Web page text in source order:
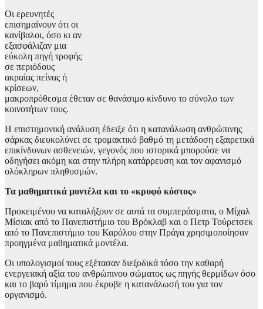
Οι ερευνητές
επισημαίνουν ότι οι
κανίβαλοι, όσο κι αν
εξασφάλιζαν μια
εύκολη πηγή τροφής
σε περιόδους
ακραίας πείνας ή
κρίσεων,
μακροπρόθεσμα έθεταν σε θανάσιμο κίνδυνο το σύνολο των
κοινοτήτων τους.
Η επιστημονική ανάλυση έδειξε ότι η κατανάλωση ανθρώπινης
σάρκας διευκολύνει σε τρομακτικό βαθμό τη μετάδοση εξαιρετικά
επικίνδυνων ασθενειών, γεγονός που ιστορικά μπορούσε να
οδηγήσει ακόμη και στην πλήρη κατάρρευση και τον αφανισμό
ολόκληρων πληθυσμών.
Τα μαθηματικά μοντέλα και το «κρυφό κόστος»
Προκειμένου να καταλήξουν σε αυτά τα συμπεράσματα, ο Μίχαλ
Μίσιακ από το Πανεπιστήμιο του Βρόκλαβ και ο Πετρ Τούρετσεκ
από το Πανεπιστήμιο του Καρόλου στην Πράγα χρησιμοποίησαν
προηγμένα μαθηματικά μοντέλα.
Οι υπολογισμοί τους εξέτασαν διεξοδικά τόσο την καθαρή
ενεργειακή αξία του ανθρώπινου σώματος ως πηγής θερμίδων όσο
και το βαρύ τίμημα που έκρυβε η κατανάλωσή του για τον
οργανισμό.